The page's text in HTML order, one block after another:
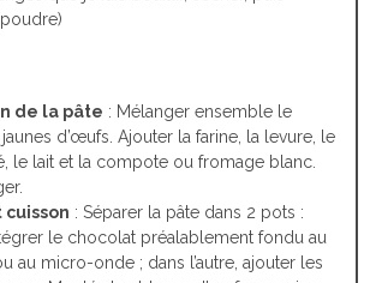
de la pâte : Mélanger ensemble le
d’œufs. Ajouter la farine, la levure, le
le lait et la compote ou fromage blanc.
cuisson : Séparer la pâte dans 2 pots :
le chocolat préalablement fondu au
au micro-onde ; dans l’autre, ajouter les